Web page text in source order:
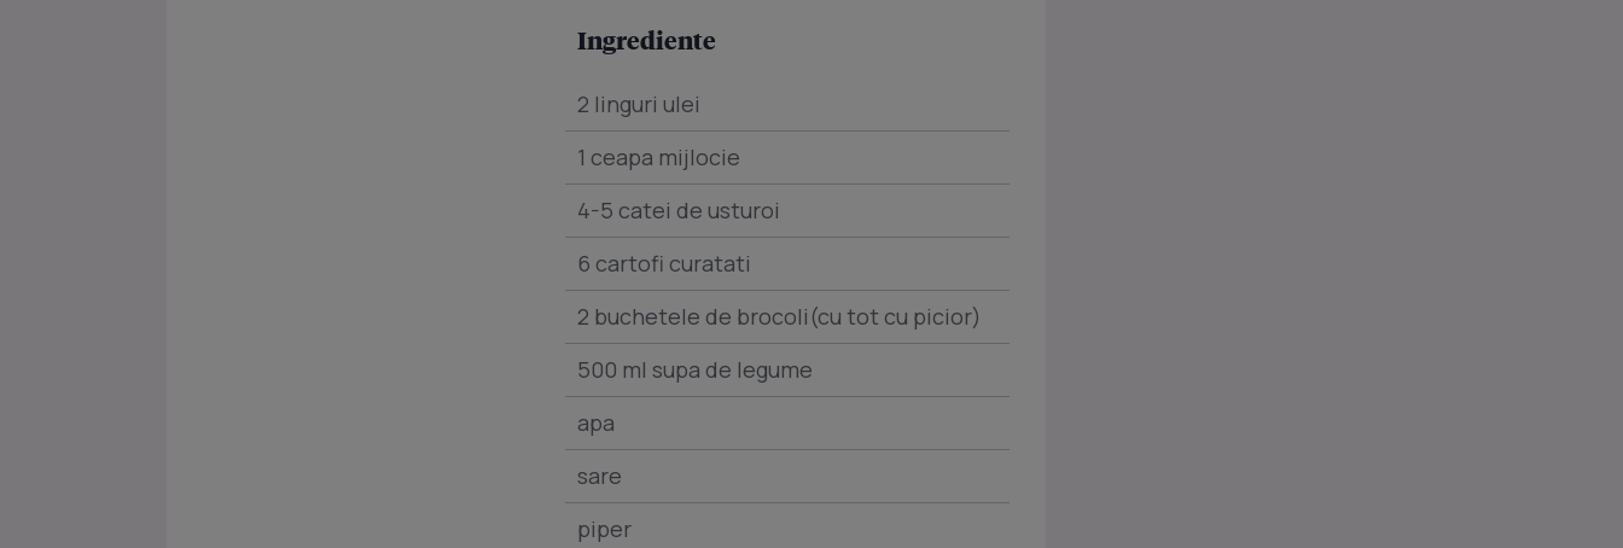
Ingrediente
2 linguri ulei
1 ceapa mijlocie
4-5 catei de usturoi
6 cartofi curatati
2 buchetele de brocoli(cu tot cu picior)
500 ml supa de legume
apa
sare
piper